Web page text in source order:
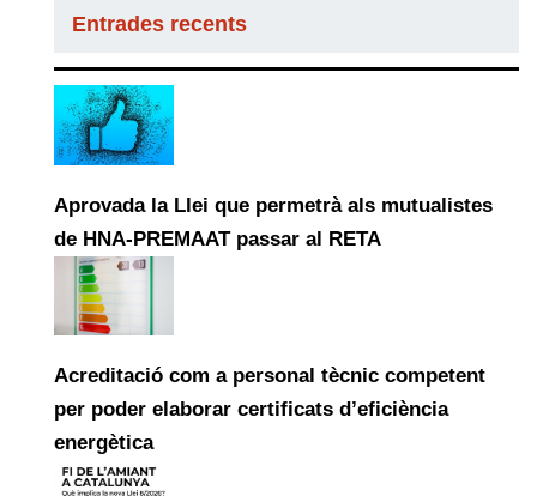
Entrades recents
Aprovada la Llei que permetrà als mutualistes
de HNA-PREMAAT passar al RETA
Acreditació com a personal tècnic competent
per poder elaborar certificats d’eficiència
energètica